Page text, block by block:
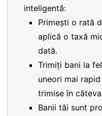
inteligentă:
Primești o rată
aplică o taxă
dată.
Trimiți bani la
uneori mai
trimise în
Banii tăi sunt